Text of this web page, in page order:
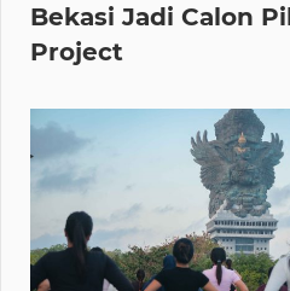
Bekasi Jadi Calon
Project